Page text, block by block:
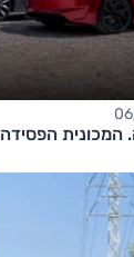
המכונית הפסידה